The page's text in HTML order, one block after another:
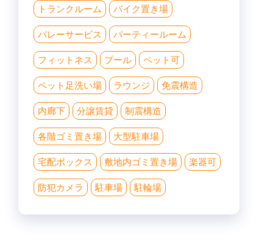
トランクルーム バイク置き場
バレーサービス パーティールーム
フィットネス プール ペット可
ペット足洗い場 ラウンジ 免震構造
内廊下 分譲賃貸 制震構造
各階ゴミ置き場 大型駐車場
宅配ボックス 敷地内ゴミ置き場 楽器可
防犯カメラ 駐車場 駐輪場